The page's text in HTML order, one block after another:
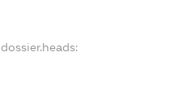
dossier.heads: